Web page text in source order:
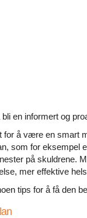
bli en informert og
for å være en smart
som for eksempel
på skuldrene.
mer effektive
tips for å få den